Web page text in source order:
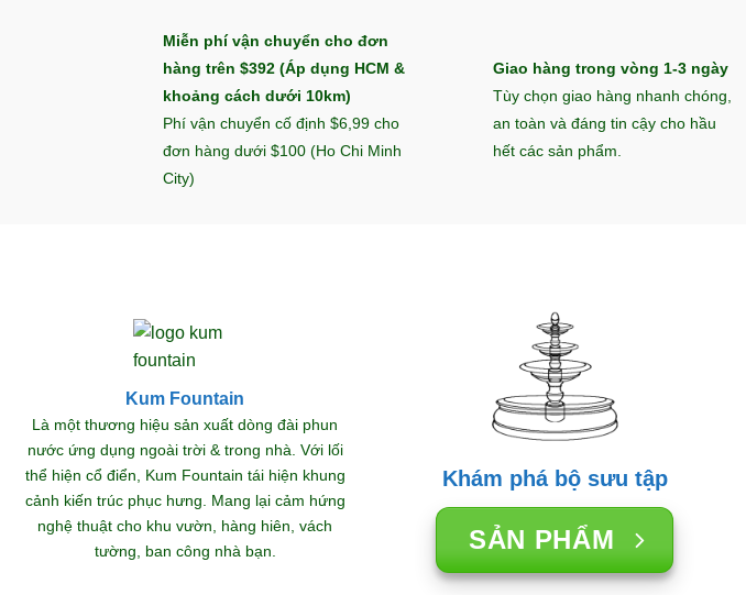
Miễn phí vận chuyển cho đơn
hàng trên $392 (Áp dụng HCM &
khoảng cách dưới 10km)
Phí vận chuyển cố định $6,99 cho
đơn hàng dưới $100 (Ho Chi Minh
City)
Giao hàng trong vòng 1-3 ngày
Tùy chọn giao hàng nhanh chóng,
an toàn và đáng tin cậy cho hầu
hết các sản phẩm.
Kum Fountain
Là một thương hiệu sản xuất dòng đài phun
nước ứng dụng ngoài trời & trong nhà. Với lối
thể hiện cổ điển, Kum Fountain tái hiện khung
cảnh kiến trúc phục hưng. Mang lại cảm hứng
nghệ thuật cho khu vườn, hàng hiên, vách
tường, ban công nhà bạn.
Khám phá bộ sưu tập
SẢN PHẨM